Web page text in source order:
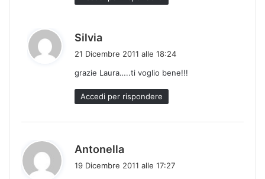
Silvia
e
t
t
21 Dicembre 2011 alle 18:24
grazie Laura…..ti voglio bene!!!
Accedi per rispondere
Antonella
19 Dicembre 2011 alle 17:27